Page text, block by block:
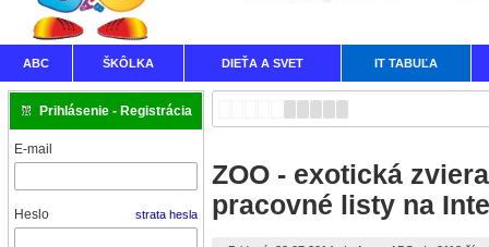
ABC ŠKÔLKA DIEŤA A SVET IT TABUĽA
Prihlásenie - Registrácia
E-mail
Heslo strata hesla
ZOO - exotická
pracovné listy na